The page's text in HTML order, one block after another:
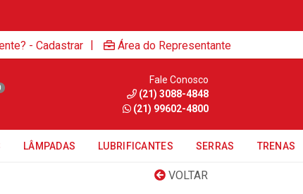
- Cadastrar | Área do Representante
Fale Conosco
(21) 3088-4848
(21) 99602-4800
LÂMPADAS LUBRIFICANTES SERRAS TRENAS
VOLTAR